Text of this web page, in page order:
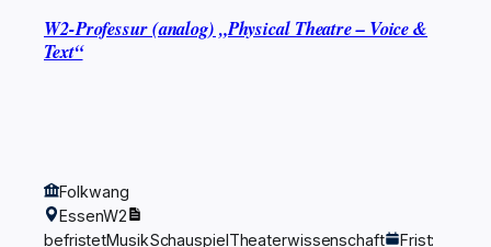
W2-Professur (analog) „Physical Theatre – Voice &
Text“
Folkwang
EssenW2
befristetMusikSchauspielTheaterwissenschaft
Frist: